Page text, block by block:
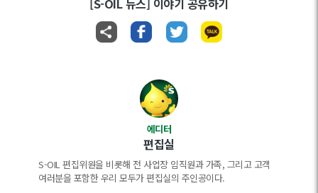
[S-OIL 뉴스] 이야기 공유하기
에디터
편집실
S-OIL 편집위원을 비롯해 전 사업장 임직원과 가족, 그리고 고객
여러분을 포함한 우리 모두가 편집실의 주인공이다.